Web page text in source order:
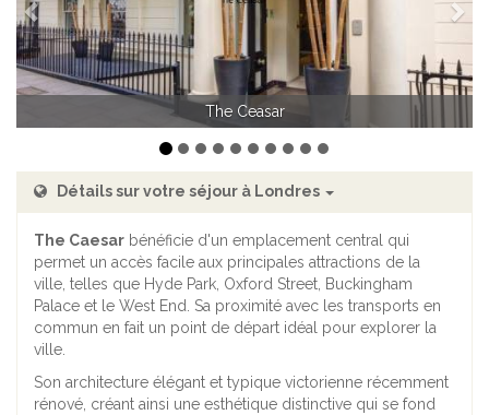
The Ceasar
The Ceasar - Chambre double Standard
Détails sur votre séjour à Londres
The Caesar bénéficie d'un emplacement central qui
permet un accès facile aux principales attractions de la
ville, telles que Hyde Park, Oxford Street, Buckingham
Palace et le West End. Sa proximité avec les transports en
commun en fait un point de départ idéal pour explorer la
ville.
Son architecture élégant et typique victorienne récemment
rénové, créant ainsi une esthétique distinctive qui se fond